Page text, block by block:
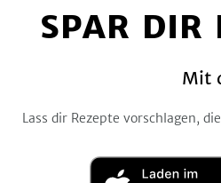
Facebook
SPAR DIR
Mit
Lass dir Rezepte vorschlagen,
Laden